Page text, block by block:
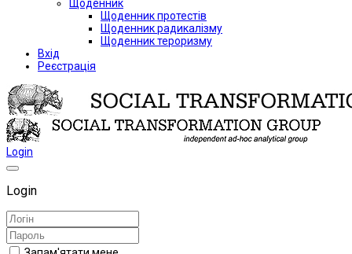
Щоденник
Щоденник протестів
Щоденник радикалізму
Щоденник тероризму
Вхід
Реєстрація
Login
Login